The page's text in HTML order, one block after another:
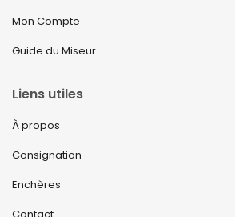
Mon Compte
Guide du Miseur
Liens utiles
À propos
Consignation
Enchères
Contact